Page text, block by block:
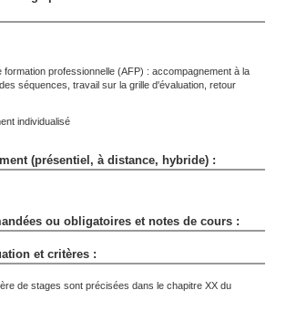
formation professionnelle (AFP) : accompagnement à la
séquences, travail sur la grille d'évaluation, retour
individualisé
(présentiel, à distance, hybride) :
ou obligatoires et notes de cours :
et critères :
de stages sont précisées dans le chapitre XX du